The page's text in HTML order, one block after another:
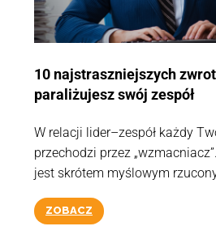
10 najstraszniejszych
paraliżujesz swój zespół
W relacji lider–zespół każdy
przechodzi przez
jest skrótem myślowym
ZOBACZ